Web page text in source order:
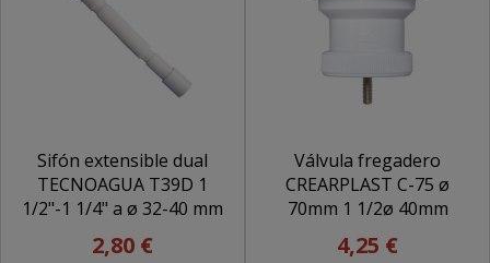
Sifón extensible dual
TECNOAGUA T39D 1
1/2"-1 1/4" a ø 32-40 mm
2,80 €
Válvula fregadero
CREARPLAST C-75 ø
70mm 1 1/2ø 40mm
4,25 €